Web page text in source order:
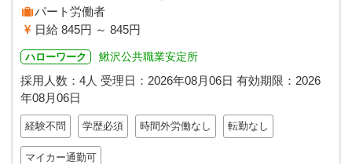
パート労働者
日給 845円 ～ 845円
ハローワーク 鰍沢公共職業安定所
採用人数：4人 受理日： 2026年08月06日 有効期限： 2026
年08月06日
経験不問 学歴必須 時間外労働なし 転勤なし
マイカー通勤可